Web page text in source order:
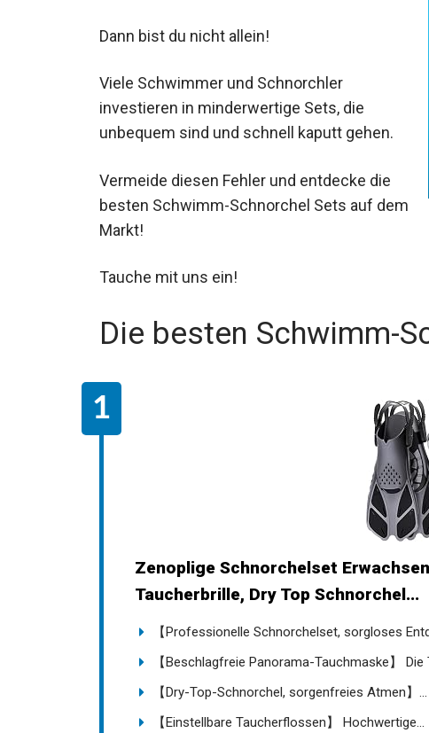
Dann bist du nicht allein!
Viele Schwimmer und Schnorchler
investieren in minderwertige Sets, die
unbequem sind und schnell kaputt gehen.
Vermeide diesen Fehler und entdecke die
besten Schwimm-Schnorchel Sets auf dem
Markt!
Tauche mit uns ein!
Die besten Schwimm-
Zenoplige Schnorchelset
Taucherbrille, Dry Top Schnorchel...
【Professionelle Schnorchelset, sorgloses
【Beschlagfreie Panorama-Tauchmaske】 Die
【Dry-Top-Schnorchel, sorgenfreies Atmen】...
【Einstellbare Taucherflossen】 Hochwertige...